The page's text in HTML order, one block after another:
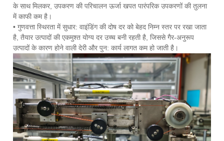
के साथ मिलकर, उपकरण की परिचालन ऊर्जा खपत पारंपरिक उपकरणों की तुलना
में काफी कम है।
• गुणवत्ता स्थिरता में सुधार: वाइंडिंग की दोष दर को बेहद निम्न स्तर पर रखा जाता
है, तैयार उत्पादों की एकमुश्त योग्य दर उच्च बनी रहती है, जिससे गैर-अनुरूप
उत्पादों के कारण होने वाली देरी और पुन: कार्य लागत कम हो जाती है।